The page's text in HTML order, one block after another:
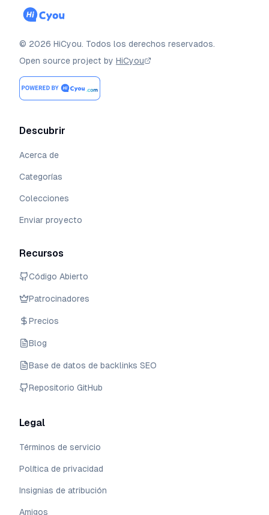
© 2026 HiCyou. Todos los derechos reservados.
Open source project by HiCyou
Descubrir
Acerca de
Categorías
Colecciones
Enviar proyecto
Recursos
Código Abierto
Patrocinadores
Precios
Blog
Base de datos de backlinks SEO
Repositorio GitHub
Legal
Términos de servicio
Política de privacidad
Insignias de atribución
Amigos